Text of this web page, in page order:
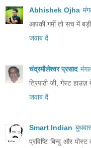
Abhishek Ojha
आपकी गर्मी तो सच में
जवाब दें
चंद्रमौलेश्वर प्रसाद
त्रिपाठी जी, गेस्ट
जवाब दें
Smart Indian
प्रविष्टि बिन्दु और